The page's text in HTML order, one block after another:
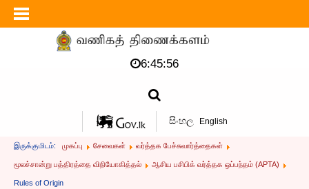
6:45:56
සිංහල English
இருக்குமிடம்: முகப்பு சேவைகள் வர்த்தக பேச்சுவார்த்தைகள்
மூலச்சான்று பத்திரத்தை விநியோகித்தல் ஆசிய பசிபிக் வர்த்தக ஒப்பந்தம் (APTA)
Rules of Origin